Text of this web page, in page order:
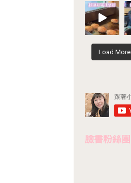
Load More
臉書粉絲團